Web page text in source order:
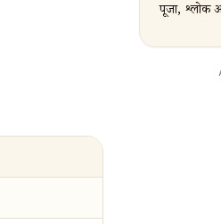
पूजा, श्लोक